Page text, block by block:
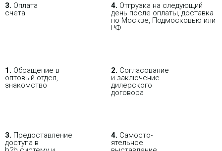
3. Оплата
счета
4. Отгрузка на следующий
день после оплаты, доставка
по Москве, Подмосковью или
РФ
1. Обращение в
оптовый отдел,
знакомство
2. Согласование
и заключение
дилерского
договора
3. Пре­до­ста­вле­ние
доступа в
4. Само­сто­-
ятель­ное